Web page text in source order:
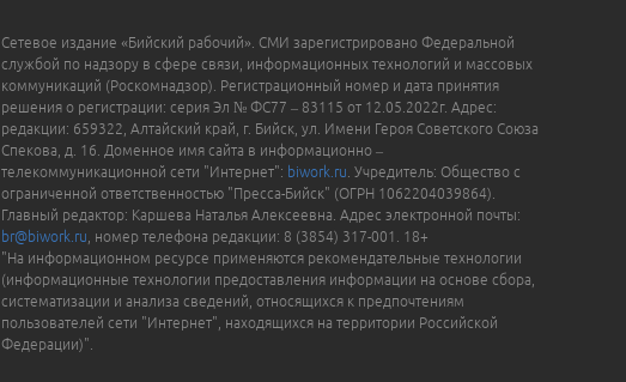
Сетевое издание «Бийский рабочий». СМИ зарегистрировано Федеральной
службой по надзору в сфере связи, информационных технологий и массовых
коммуникаций (Роскомнадзор). Регистрационный номер и дата принятия
решения о регистрации: серия Эл № ФС77 – 83115 от 12.05.2022г. Адрес:
редакции: 659322, Алтайский край, г. Бийск, ул. Имени Героя Советского Союза
Спекова, д. 16. Доменное имя сайта в информационно –
телекоммуникационной сети "Интернет": biwork.ru . Учредитель: Общество с
ограниченной ответственностью "Пресса-Бийск" (ОГРН 1062204039864).
Главный редактор: Каршева Наталья Алексеевна. Адрес электронной почты:
br@biwork.ru , номер телефона редакции: 8 (3854) 317-001. 18+
"На информационном ресурсе применяются рекомендательные технологии
(информационные технологии предоставления информации на основе сбора,
систематизации и анализа сведений, относящихся к предпочтениям
пользователей сети "Интернет", находящихся на территории Российской
Федерации)".